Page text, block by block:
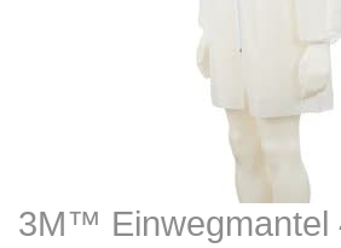
3M™ Einwegmantel